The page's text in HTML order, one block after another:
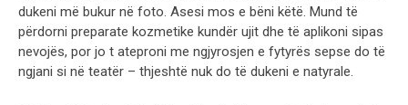
dukeni më bukur në foto. Asesi mos e bëni këtë. Mund të
përdorni preparate kozmetike kundër ujit dhe të aplikoni sipas
nevojës, por jo t ateproni me ngjyrosjen e fytyrës sepse do të
ngjani si në teatër – thjeshtë nuk do të dukeni e natyrale.